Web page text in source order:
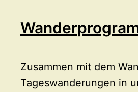
Zusammen mit dem
Tageswanderungen in